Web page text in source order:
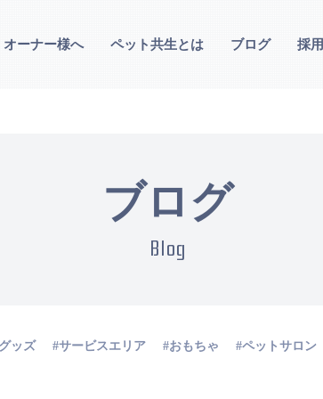
オーナー様へ ペット共生とは ブログ 採用
ブログ
Blog
ッズ サービスエリア おもちゃ ペットサロン